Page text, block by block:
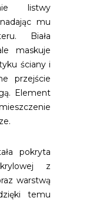
listwy
mu
Biała
maskuje
ściany i
przejście
Element
pokryta
z
warstwą
temu